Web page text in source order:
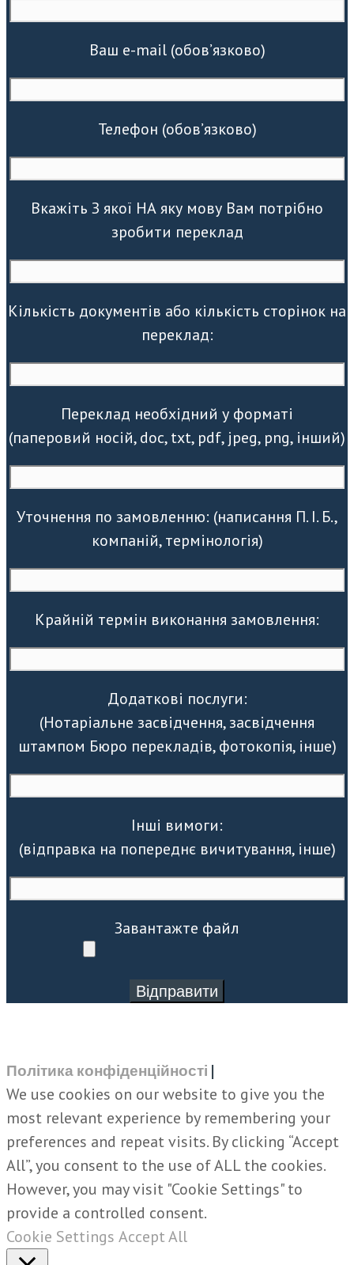
Ваш e-mail (обов’язково)
Телефон (обов’язково)
Вкажіть З якої НА яку мову Вам потрібно
зробити переклад
Кількість документів або кількість сторінок на
переклад:
Переклад необхідний у форматі
(паперовий носій, doc, txt, pdf, jpeg, png, інший)
Уточнення по замовленню: (написання П. І. Б.,
компаній, термінологія)
Крайній термін виконання замовлення:
Додаткові послуги:
(Нотаріальне засвідчення, засвідчення
штампом Бюро перекладів, фотокопія, інше)
Інші вимоги:
(відправка на попереднє вичитування, інше)
Завантажте файл
Політика конфіденційності |
We use cookies on our website to give you the
most relevant experience by remembering your
preferences and repeat visits. By clicking “Accept
All”, you consent to the use of ALL the cookies.
However, you may visit "Cookie Settings" to
provide a controlled consent.
Cookie Settings Accept All